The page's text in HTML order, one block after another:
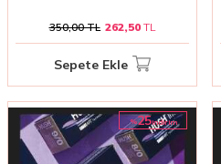
350,00TL 262,50TL
Sepete Ekle
%25i̇ndirim